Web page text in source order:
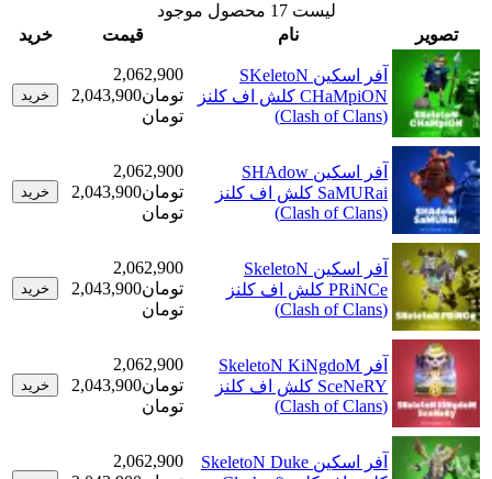
محصول موجود
خرید
آفر اسکین SKeletoN
CHaMpiON کلش اف کلنز
(Clash of Clans)
2,062,900
تومان2,043,900
خرید
آفر اسکین SHAdow
SaMURai کلش اف کلنز
(Clash of Clans)
2,062,900
تومان
2,043,900
خرید
آفر اسکین SkeletoN
PRiNCe کلش اف کلنز
(Clash of Clans)
2,062,900
تومان
2,043,900
خرید
آفر SkeletoN KiNgdoM
SceNeRY کلش اف کلنز
(Clash of Clans)
2,062,900
تومان
2,043,900
خرید
آفر اسکین SkeletoN Duke
2,062,900